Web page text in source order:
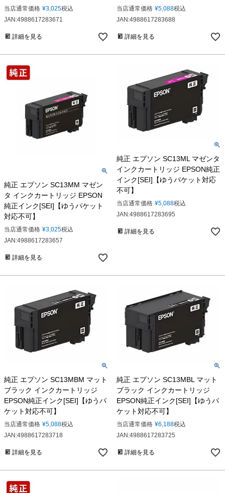
当店通常価格 ¥3,025税込
JAN:4988617283671
詳細を見る
当店通常価格 ¥5,088税込
JAN:4988617283688
詳細を見る
純正 エプソン SC13MM マゼン
タ インクカートリッジ EPSON
純正インク[SEI]【ゆうパケット
対応不可】
当店通常価格 ¥3,025税込
JAN:4988617283657
詳細を見る
純正 エプソン SC13ML マゼンタ
インクカートリッジ EPSON純正
インク[SEI]【ゆうパケット対応
不可】
当店通常価格 ¥5,088税込
JAN:4988617283695
詳細を見る
純正 エプソン SC13MBM マット
ブラック インクカートリッジ
EPSON純正インク[SEI]【ゆうパ
ケット対応不可】
当店通常価格 ¥5,088税込
JAN:4988617283718
詳細を見る
純正 エプソン SC13MBL マット
ブラック インクカートリッジ
EPSON純正インク[SEI]【ゆうパ
ケット対応不可】
当店通常価格 ¥6,188税込
JAN:4988617283725
詳細を見る